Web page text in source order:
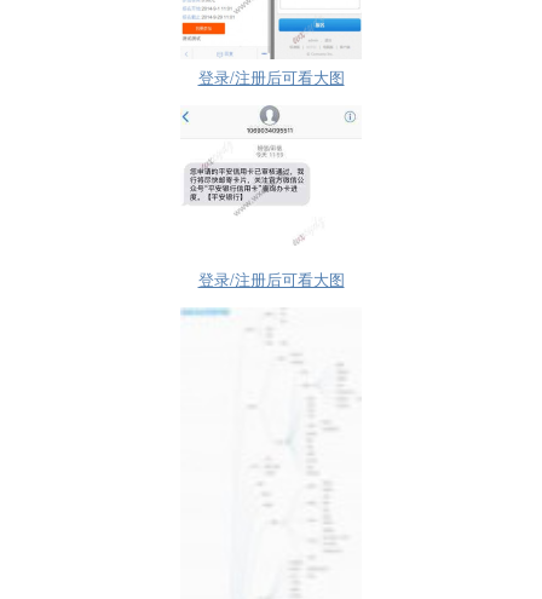
登录/注册后可看大图
登录/注册后可看大图